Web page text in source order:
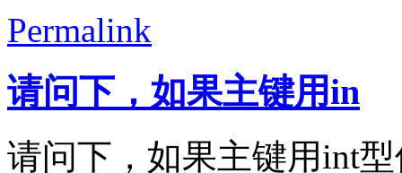
Permalink
请问下，如果主键用in
请问下，如果主键用int